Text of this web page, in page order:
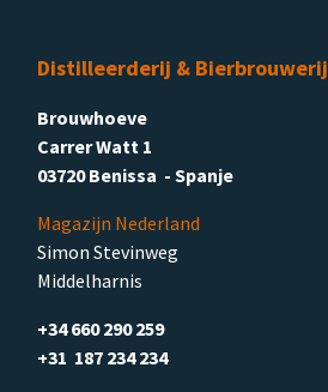
Distilleerderij & Bierbrouwerij
Brouwhoeve
Carrer Watt 1
03720 Benissa - Spanje
Magazijn Nederland
Simon Stevinweg
Middelharnis
+34 660 290 259
+31 187 234 234